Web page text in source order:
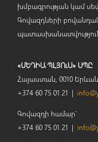
խմբագրության կամ
Գովազդների
պատասխանատվություն
«ՄԵԴԻԱ ՊԼՅՈւՍ» ՍՊԸ
Հայաստան, 0010
+374 60 75 01 21 |
Գովազդի համար`
+374 60 75 01 21 |